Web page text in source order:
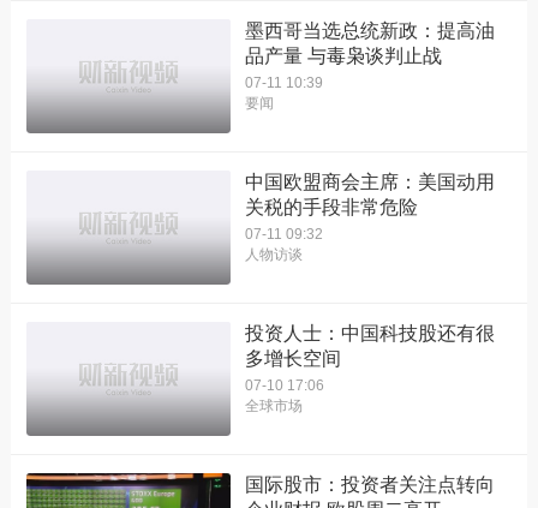
墨西哥当选总统新政：提高油
品产量 与毒枭谈判止战
07-11 10:39
要闻
中国欧盟商会主席：美国动用
关税的手段非常危险
07-11 09:32
人物访谈
投资人士：中国科技股还有很
多增长空间
07-10 17:06
全球市场
国际股市：投资者关注点转向